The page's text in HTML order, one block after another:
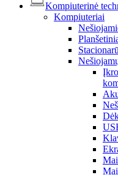
Kompiuterinė
Kompiuteriai